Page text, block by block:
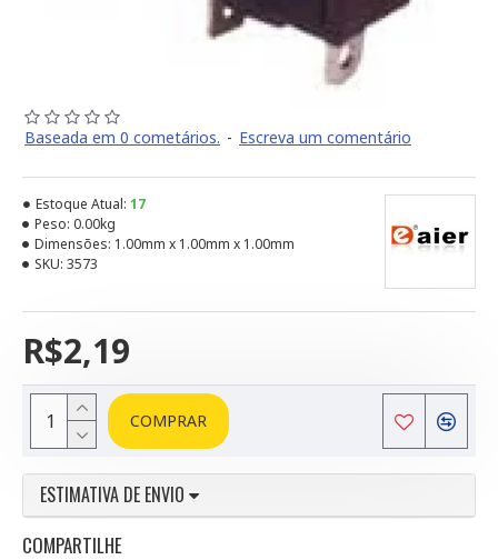
Baseada em 0 cometários. - Escreva um comentário
R$2,19
Estoque Atual: 17
Peso: 0.00kg
Dimensões: 1.00mm x 1.00mm x 1.00mm
SKU: 3573
COMPRAR
ESTIMATIVA DE ENVIO
COMPARTILHE